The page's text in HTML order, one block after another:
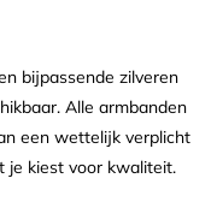
bijpassende zilveren
Alle armbanden
een wettelijk verplicht
je kiest voor kwaliteit.